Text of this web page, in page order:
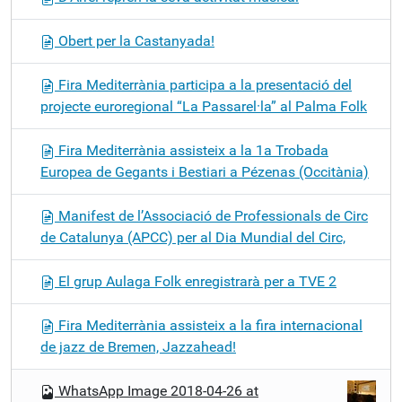
Obert per la Castanyada!
Fira Mediterrània participa a la presentació del
projecte euroregional “La Passarel·la” al Palma Folk
Fira Mediterrània assisteix a la 1a Trobada
Europea de Gegants i Bestiari a Pézenas (Occitània)
Manifest de l’Associació de Professionals de Circ
de Catalunya (APCC) per al Dia Mundial del Circ,
El grup Aulaga Folk enregistrarà per a TVE 2
Fira Mediterrània assisteix a la fira internacional
de jazz de Bremen, Jazzahead!
WhatsApp Image 2018-04-26 at